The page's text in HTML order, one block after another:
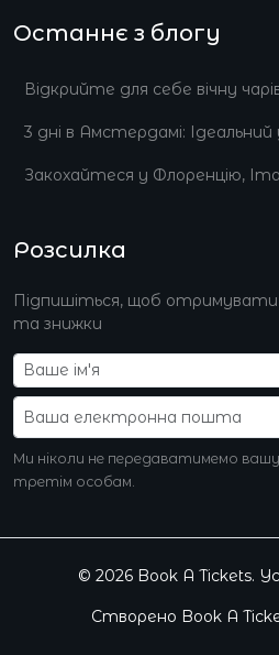
Останнє з блогу
Відкрийте для себе вічну
3 дні в Амстердамі: Ідеальний
Закохайтеся у Флоренцію,
Розсилка
Підпишіться, щоб отримувати
та знижки
Ми ніколи не передаватимемо
третім особам.
© 2026 Book A Tickets.
Створено Book A